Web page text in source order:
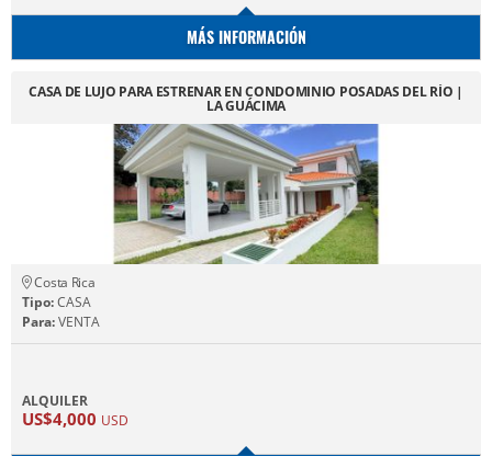
MÁS INFORMACIÓN
CASA DE LUJO PARA ESTRENAR EN CONDOMINIO POSADAS DEL RÍO |
LA GUÁCIMA
Costa Rica
Tipo:CASA
Para:VENTA
ALQUILER
US$4,000 USD